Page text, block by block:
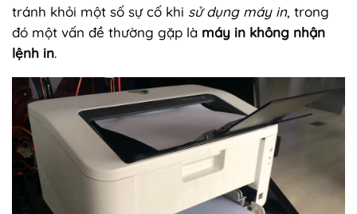
tránh khỏi một số sự cố khi sử dụng máy in, trong
đó một vấn đề thường gặp là máy in không nhận
lệnh in.